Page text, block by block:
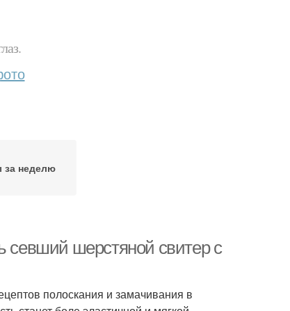
неделю
севший шерстяной свитер с
полоскания и замачивания в